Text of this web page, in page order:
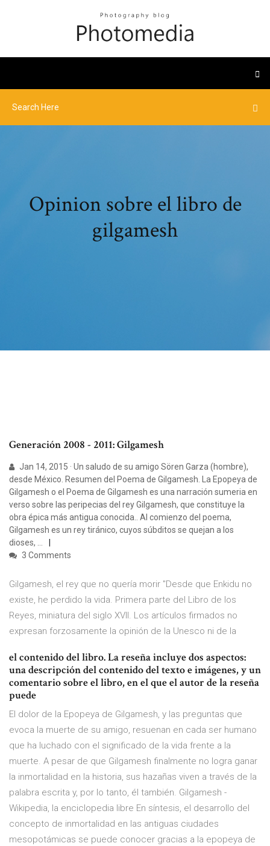
Opinion sobre el libro de
gilgamesh
Generación 2008 - 2011: Gilgamesh
Jan 14, 2015 · Un saludo de su amigo Sören Garza (hombre),
desde México. Resumen del Poema de Gilgamesh. La Epopeya de
Gilgamesh o el Poema de Gilgamesh es una narración sumeria en
verso sobre las peripecias del rey Gilgamesh, que constituye la
obra épica más antigua conocida.. Al comienzo del poema,
Gilgamesh es un rey tiránico, cuyos súbditos se quejan a los
dioses, …
3 Comments
Gilgamesh, el rey que no quería morir "Desde que Enkidu no
existe, he perdido la vida. Primera parte del Libro de los
Reyes, miniatura del siglo XVII. Los artículos firmados no
expresan forzosamente la opinión de la Unesco ni de la
el contenido del libro. La reseña incluye dos aspectos:
una descripción del contenido del texto e imágenes, y un
comentario sobre el libro, en el que el autor de la reseña
puede
El dolor de la Epopeya de Gilgamesh, y las preguntas que
evoca la muerte de su amigo, resuenan en cada ser humano
que ha luchado con el significado de la vida frente a la
muerte. A pesar de que Gilgamesh finalmente no logra ganar
la inmortalidad en la historia, sus hazañas viven a través de la
palabra escrita y, por lo tanto, él también. Gilgamesh -
Wikipedia, la enciclopedia libre En síntesis, el desarrollo del
concepto de inmortalidad en las antiguas ciudades
mesopotámicas se puede conocer gracias a la epopeya de